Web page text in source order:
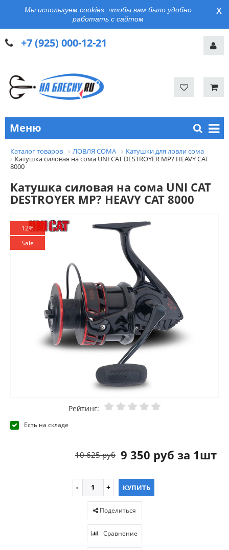
Мы используем cookies, чтобы вам было удобно
работать с сайтом
x
+7 (925) 000-12-21
Меню
Каталог товаров ЛОВЛЯ СОМА
Катушки для ловли сома
Катушка силовая на сома UNI CAT DESTROYER MP? HEAVY CAT
8000
Катушка силовая на сома UNI CAT
DESTROYER MP? HEAVY CAT 8000
12%
Sale
Рейтинг:
Есть на складе
9 350 руб за 1шт
10 625 руб
КУПИТЬ
Поделиться
Сравнение